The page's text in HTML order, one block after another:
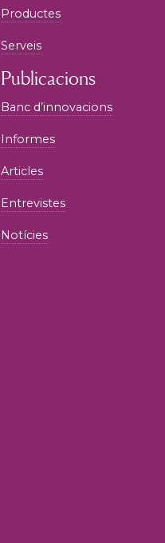
Productes
Serveis
Publicacions
Banc d’innovacions
Informes
Articles
Entrevistes
Notícies